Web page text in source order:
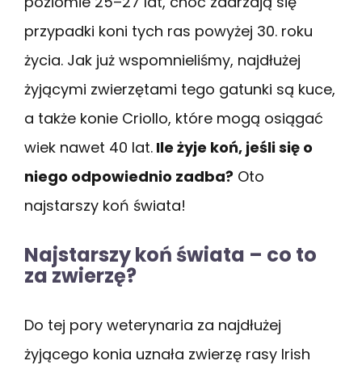
przypadki koni tych ras powyżej 30. roku
życia. Jak już wspomnieliśmy, najdłużej
żyjącymi zwierzętami tego gatunki są kuce,
a także konie Criollo, które mogą osiągać
wiek nawet 40 lat. Ile żyje koń, jeśli się o
niego odpowiednio zadba? Oto
najstarszy koń świata!
Najstarszy koń świata – co to
za zwierzę?
Do tej pory weterynaria za najdłużej
żyjącego konia uznała zwierzę rasy Irish